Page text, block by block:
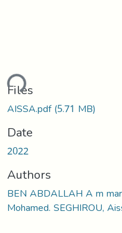
Files
AISSA.pdf(5.71 MB)
Date
2022
Authors
BEN ABDALLAH A m
Mohamed. SEGHIROU,